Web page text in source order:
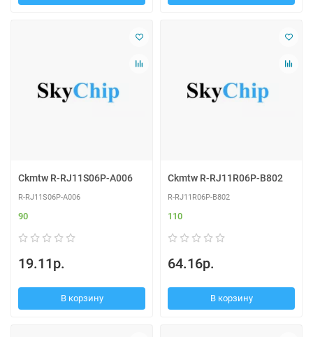
Ckmtw R-RJ11S06P-A006
R-RJ11S06P-A006
90
19.11р.
В корзину
Ckmtw R-RJ11R06P-B802
R-RJ11R06P-B802
110
64.16р.
В корзину